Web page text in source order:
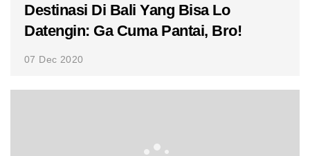
Destinasi Di Bali Yang Bisa Lo
Datengin: Ga Cuma Pantai, Bro!
07 Dec 2020